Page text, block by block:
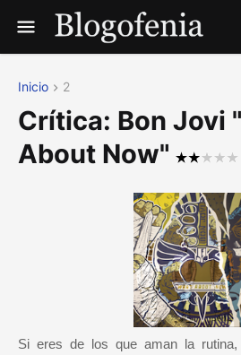
Inicio 2
Crítica: Bon Jovi
About Now"
Si eres de los que aman la